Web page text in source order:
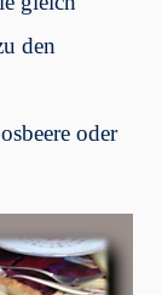
den
oder